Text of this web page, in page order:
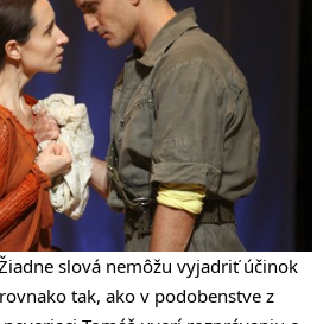
slová nemôžu vyjadriť účinok
tak, ako v podobenstve z